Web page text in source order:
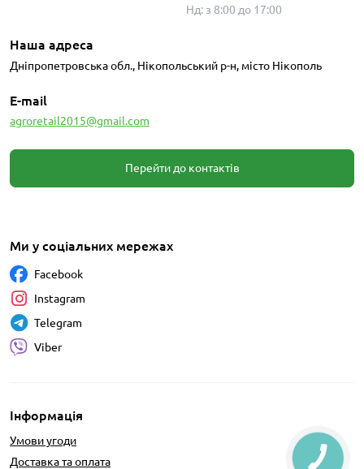
Нд: з 8:00 до 17:00
Наша адреса
Дніпропетровська обл., Нікопольський р-н, місто Нікополь
E-mail
agroretail2015@gmail.com
Перейти до контактів
Інформація
Умови угоди
Доставка та оплата
Ми у соціальних мережах
Facebook
Instagram
Telegram
Viber